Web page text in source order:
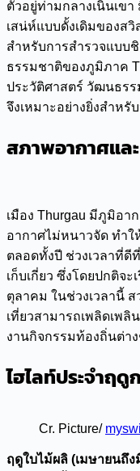
ตัวอยู่ท่ามกลางเนินเข
เสน่ห์แบบดั้งเดิมของส
สำหรับการสำรวจแบบ
ธรรมชาติของภูมิภาค
ประวัติศาสตร์ วัฒนธร
จึงเหมาะอย่างยิ่งสำห
สภาพอากาศแล
เมือง Thurgau มีภูมิอ
อากาศไม่หนาวจัด ทำใ
ตลอดทั้งปี ช่วงเวลาที่ดี
เก็บเกี่ยว ซึ่งโดยปกติจ
ตุลาคม ในช่วงเวลานี้
เที่ยวสามารถเพลิดเพลิ
งานกิจกรรมท้องถิ่นต่าง
ไฮไลท์ประจำฤดู
Cr. Picture/
ฤดูใบไม้ผลิ (เมษายนถึ